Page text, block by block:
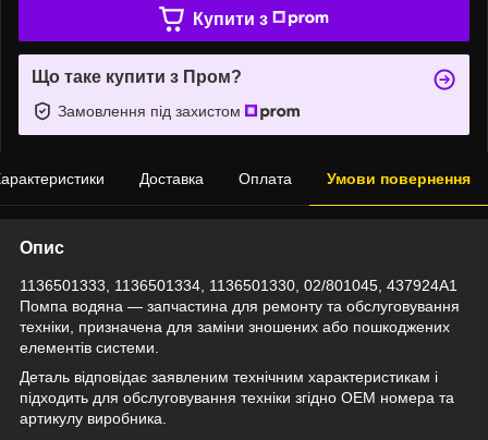
Купити з
Що таке купити з Пром?
Замовлення під захистом
Доставка Оплата Умови повернення
Опис
1136501333, 1136501334, 1136501330, 02/801045, 437924A1
Помпа водяна — запчастина для ремонту та обслуговування
техніки, призначена для заміни зношених або пошкоджених
елементів системи.
Деталь відповідає заявленим технічним характеристикам і
підходить для обслуговування техніки згідно OEM номера та
артикулу виробника.